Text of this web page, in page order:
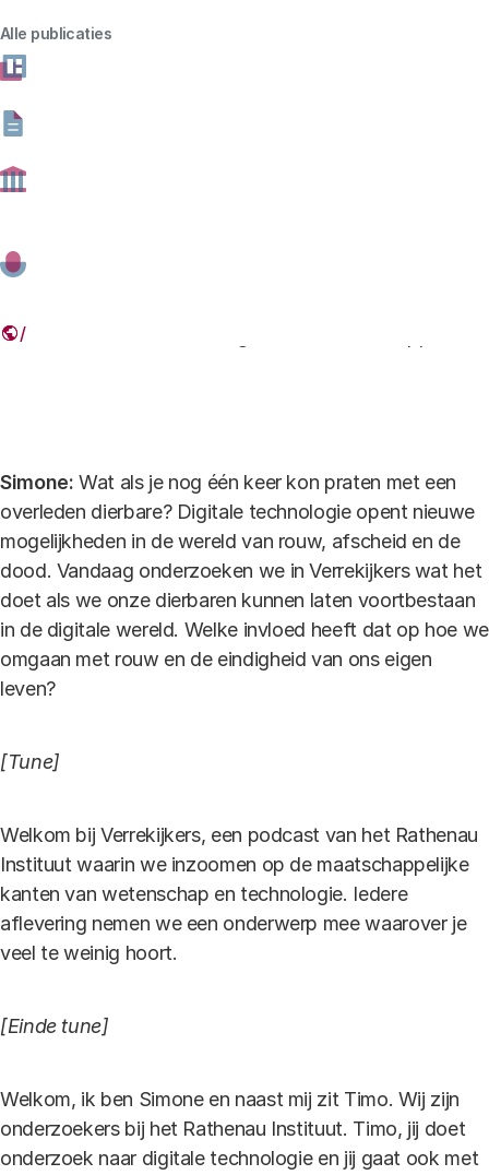
Alle publicaties
In deze aflevering:
Simone:
Instituut en co-host van deze aflevering.
Esther:
Simone:Wat als je nog één keer kon praten met een
overleden dierbare? Digitale technologie opent nieuwe
mogelijkheden in de wereld van rouw, afscheid en de
dood. Vandaag onderzoeken we in Verrekijkers wat het
doet als we onze dierbaren kunnen laten voortbestaan
in de digitale wereld. Welke invloed heeft dat op hoe we
omgaan met rouw en de eindigheid van ons eigen
leven?
[Tune]
Welkom bij Verrekijkers, een podcast van het Rathenau
Instituut waarin we inzoomen op de maatschappelijke
kanten van wetenschap en technologie. Iedere
aflevering nemen we een onderwerp mee waarover je
veel te weinig hoort.
[Einde tune]
Welkom, ik ben Simone en naast mij zit Timo. Wij zijn
onderzoekers bij het Rathenau Instituut. Timo, jij doet
onderzoek naar digitale technologie en jij gaat ook met